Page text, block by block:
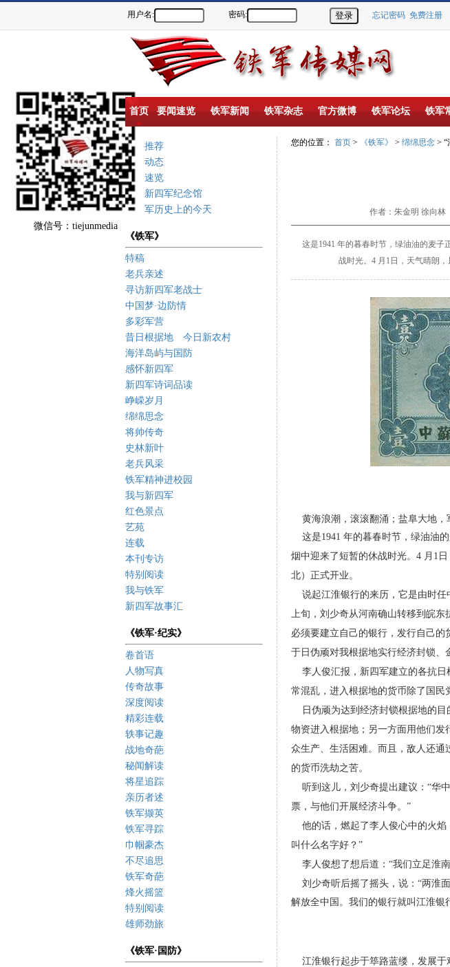
微信号：tiejunmedia
用户名: 密码: 忘记密码 免费注册
首页 要闻速览 铁军新闻 铁军杂志 官方微博 铁军论坛 铁军
重点推荐
新闻动态
要闻速览
盐城新四军纪念馆
新四军历史上的今天
《铁军》
特稿
老兵亲述
寻访新四军老战士
中国梦·边防情
多彩军营
昔日根据地 今日新农村
海洋岛屿与国防
感怀新四军
新四军诗词品读
峥嵘岁月
绵绵思念
将帅传奇
史林新叶
老兵风采
铁军精神进校园
我与新四军
红色景点
艺苑
连载
本刊专访
特别阅读
我与铁军
新四军故事汇
《铁军·纪实》
卷首语
人物写真
传奇故事
深度阅读
精彩连载
轶事记趣
战地奇葩
秘闻解读
将星追踪
亲历者述
铁军撷英
铁军寻踪
巾帼豪杰
不尽追思
铁军奇葩
烽火摇篮
特别阅读
雄师劲旅
《铁军·国防》
您的位置： 首页 > 《铁军》 > 绵绵思念 > “
作者：朱金明 徐向
这是1941 年的暮春时节，绿油油的麦子
战时光。4 月1 日，天气晴朗
黄海浪潮，滚滚翻涌；盐阜大地，
这是1941 年的暮春时节，绿油油
烟中迎来了短暂的休战时光。4 月1
北）正式开业。
说起江淮银行的来历，它是由时任
上旬，刘少奇从河南确山转移到皖东
必须要建立自己的银行，发行自己的
于日伪顽对我根据地实行经济封锁、
李人俊汇报，新四军建立的各抗日
常混乱，进入根据地的货币除了国民
日伪顽为达到经济封锁根据地的目
物资进入根据地；另一方面用他们发
众生产、生活困难。 而且，敌人还通
的货币洗劫之苦。
听到这儿，刘少奇提出建议：“华
票，与他们开展经济斗争。”
他的话，燃起了李人俊心中的火焰
叫什么名字好？”
李人俊想了想后道：“我们立足淮南
刘少奇听后摇了摇头，说：“两淮
解放全中国。我们的银行就叫江淮银
江淮银行起步于筚路蓝缕，发展于